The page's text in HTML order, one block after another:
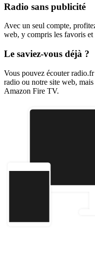
Radio sans publicité
Avec un seul compte,
web, y compris les favoris
Le saviez-vous déjà ?
Vous pouvez écouter
radio ou notre site web,
Amazon Fire TV.